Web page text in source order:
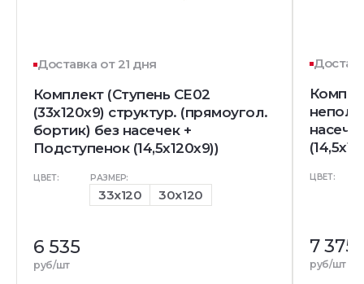
Доставка от 21 дня
Комплект (Ступень CE02
(33x120x9) структур. (прямоугол.
бортик) без насечек +
Подступенок (14,5x120х9))
ЦВЕТ: РАЗМЕР:
33x120 30x120
6 535
руб/шт
непол.
ЦВЕТ:
7 375
руб/шт